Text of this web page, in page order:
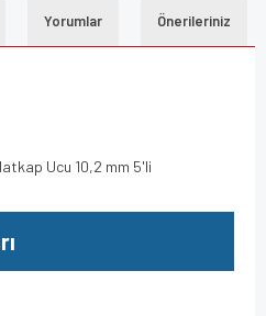
Yorumlar Önerileriniz
Ucu 10,2 mm 5'li